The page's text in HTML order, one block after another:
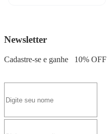
Newsletter
Cadastre-se e ganhe 10% OFF